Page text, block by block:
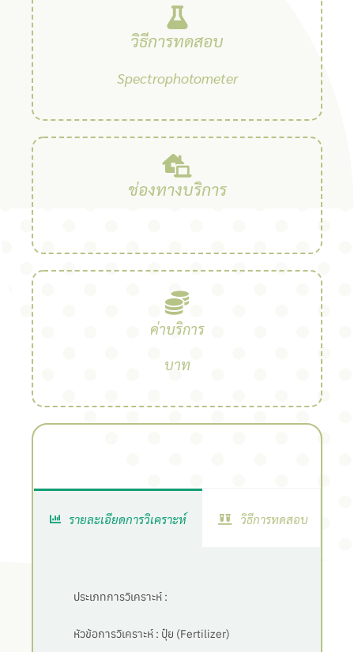
วิธีการทดสอบ
Spectrophotometer
ช่องทางบริการ
ค่าบริการ
บาท
รายละเอียดการวิเคราะห์ วิธีการทดสอบ
ประเภทการวิเคราะห์ :
หัวข้อการวิเคราะห์ : ปุ๋ย (Fertilizer)